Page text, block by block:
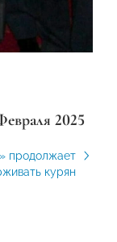
2025
продолжает
курян